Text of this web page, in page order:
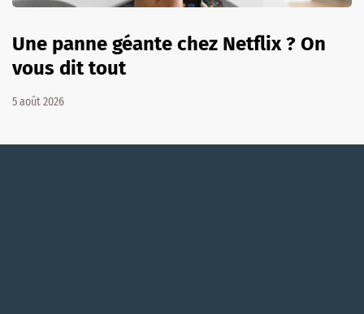
Une panne géante chez Netflix ? On
vous dit tout
5 août 2026